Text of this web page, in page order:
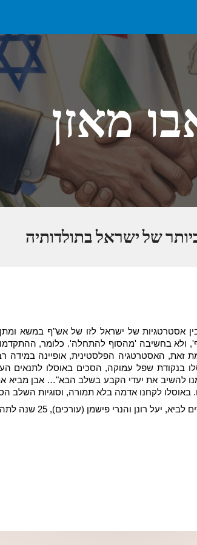
מאזן
של ישראל בתולדותיה
אסטרטגיות של ישראל לזו של אש"ף במשא
ולא בחשיבה 'מהסוף להתחלה'. כלומר,
זאת, האסטרטגיה הפלסטינית, אופיינה
בנקודת שפל עמוקה, הסכים באוסלו לתנאים
לקחנו אדמה בלא תמורה, וסוגיות השלב
25 שנה לתהליך אוסלו, כרמל: ירושלים, 2019, 171-196)